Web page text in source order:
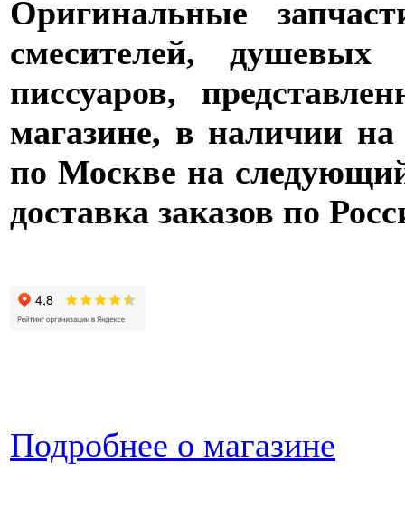
Оригинальные
смесителей, душевых
писсуаров,
магазине, в наличии на
по Москве на
доставка заказов по
Подробнее о магазине